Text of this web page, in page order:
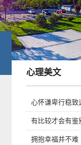
心理美文
心怀谦卑行稳致
有比较才会有鉴
拥抱幸福并不难